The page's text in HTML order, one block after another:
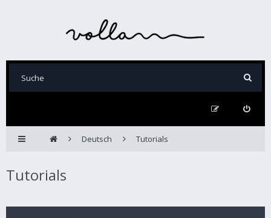
Deutsch Tutorials
Tutorials